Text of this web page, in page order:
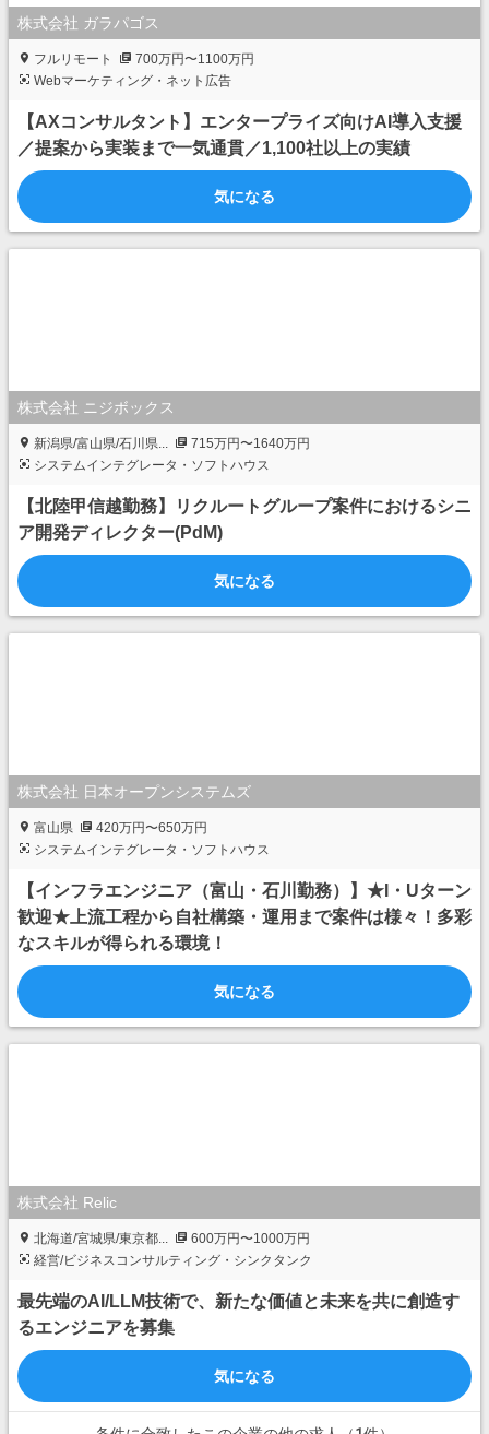
株式会社 ガラパゴス
フルリモート
700万円〜1100万円
Webマーケティング・ネット広告
【AXコンサルタント】エンタープライズ向けAI導入支援
／提案から実装まで一気通貫／1,100社以上の実績
気になる
株式会社 ニジボックス
新潟県/富山県/石川県...
715万円〜1640万円
システムインテグレータ・ソフトハウス
【北陸甲信越勤務】リクルートグループ案件におけるシニ
ア開発ディレクター(PdM)
気になる
株式会社 日本オープンシステムズ
富山県
420万円〜650万円
システムインテグレータ・ソフトハウス
【インフラエンジニア（富山・石川勤務）】★I・Uターン
歓迎★上流工程から自社構築・運用まで案件は様々！多彩
なスキルが得られる環境！
気になる
株式会社 Relic
北海道/宮城県/東京都...
600万円〜1000万円
経営/ビジネスコンサルティング・シンクタンク
最先端のAI/LLM技術で、新たな価値と未来を共に創造す
るエンジニアを募集
気になる